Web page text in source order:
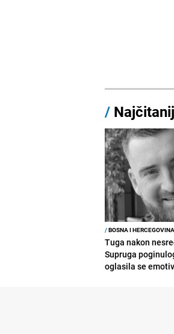
/
/BOSNA I HERCEGOVINA
Tuga nakon
Supruga
oglasila se